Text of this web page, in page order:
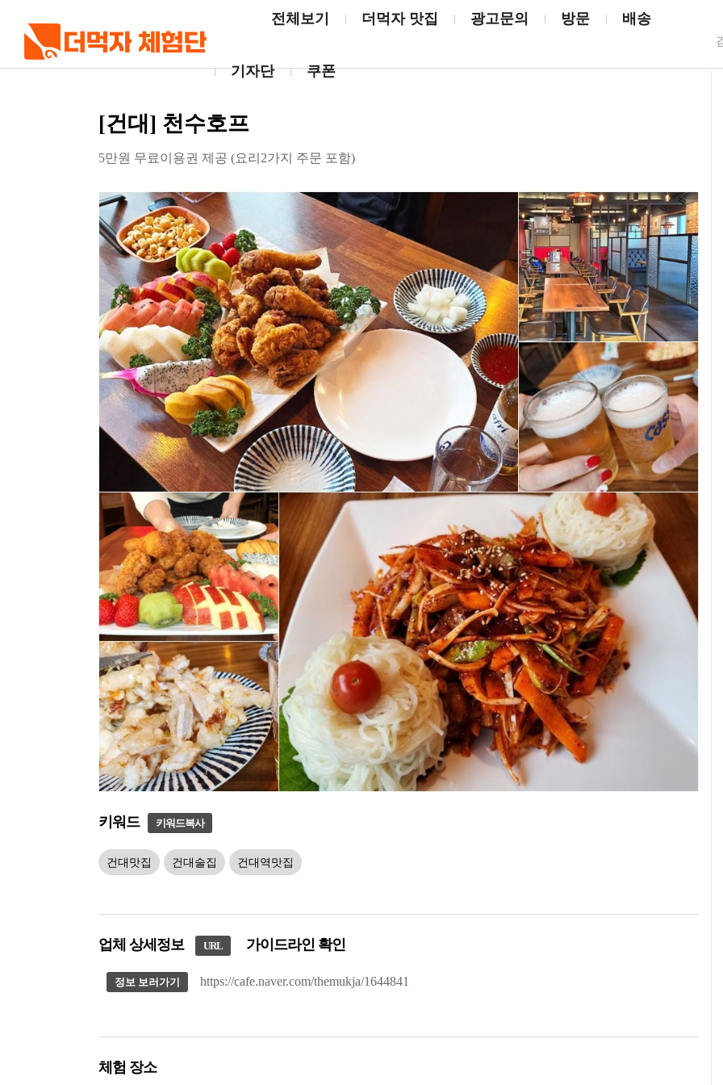
전체보기 더먹자 맛집 광고문의 방문 배송
기자단 쿠폰
[건대] 천수호프
5만원 무료이용권 제공 (요리2가지 주문 포함)
키워드 키워드복사
건대맛집 건대술집 건대역맛집
업체 상세정보 URL 가이드라인 확인
정보 보러가기 https://cafe.naver.com/themukja/1644841
체험 장소